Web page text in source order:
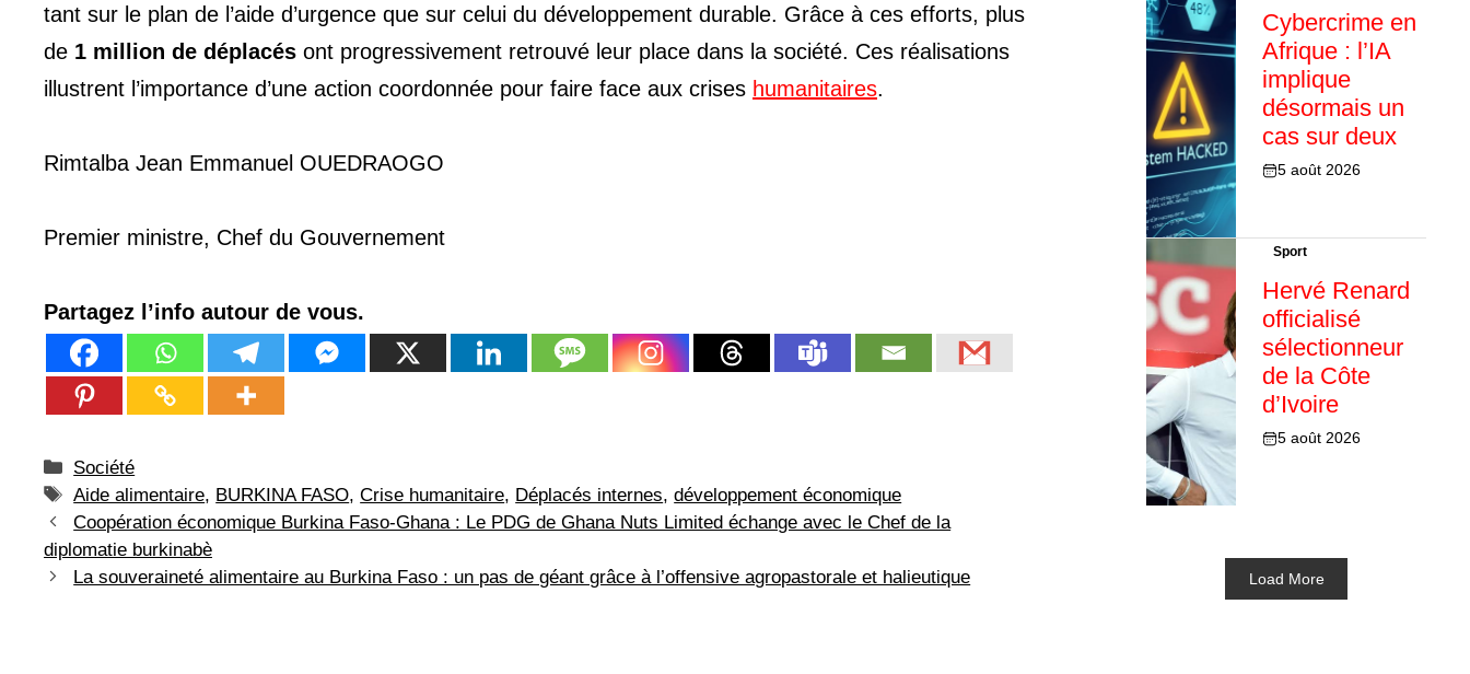
tant sur le plan de l’aide d’urgence que sur celui du développement durable. Grâce à ces efforts, plus
de 1 million de déplacés ont progressivement retrouvé leur place dans la société. Ces réalisations
illustrent l’importance d’une action coordonnée pour faire face aux crises humanitaires.
Rimtalba Jean Emmanuel OUEDRAOGO
Premier ministre, Chef du Gouvernement
Partagez l’info autour de vous.
Catégories
Société
Étiquettes
Aide alimentaire, BURKINA FASO,Crise humanitaire, Déplacés internes,développement économique
Coopération économique Burkina Faso-Ghana : Le PDG de Ghana Nuts Limited échange avec le Chef de la
diplomatie burkinabè
La souveraineté alimentaire au Burkina Faso : un pas de géant grâce à l’offensive agropastorale et halieutique
Cybercrime en
Afrique : l’IA
implique
désormais un
cas sur deux
5 août 2026
Sport
Hervé Renard
officialisé
sélectionneur
de la Côte
d’Ivoire
5 août 2026
Load More